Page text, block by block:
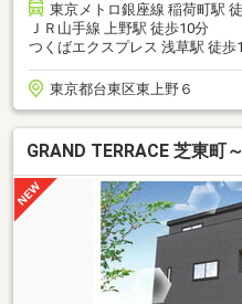
東京メトロ銀座線 稲荷町駅
ＪＲ山手線 上野駅 徒歩10分
つくばエクスプレス 浅草駅 徒歩
東京都台東区東上野６
GRAND TERRACE 芝東町